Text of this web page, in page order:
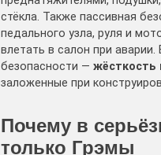
стёкла. Также пассивная
педального узла, руля и
влетать в салон при
безопасности — жёсткость
заложенные при
Почему в
только Грэмы